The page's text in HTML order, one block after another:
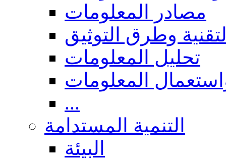
مصادر المعلومات
وطرق التوثيق
تحليل المعلومات
المعلومات
...
التنمية المستدامة
البيئة